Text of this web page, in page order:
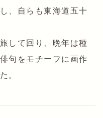
、自らも東海道五十
して回り、晩年は種
句をモチーフに画作
。